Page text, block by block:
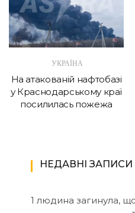
УКРАЇНА
На атакованій нафтобазі
у Краснодарському краї
посилилась пожежа
НЕДАВНІ ЗАПИСИ
1 людина загинула,